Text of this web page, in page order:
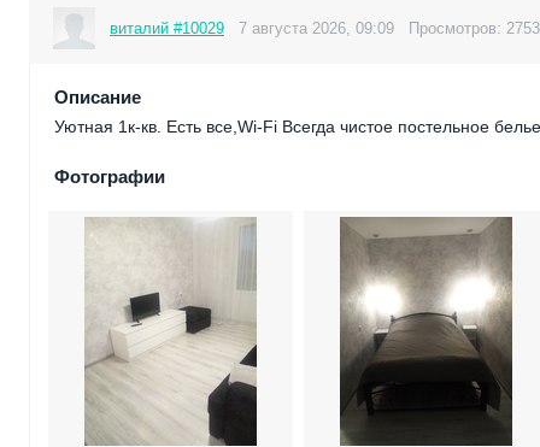
виталий #10029 7 августа 2026, 09:09 Просмотров: 2753
Описание
Уютная 1к-кв. Есть все,Wi-Fi Всегда чистое постельное
Фотографии